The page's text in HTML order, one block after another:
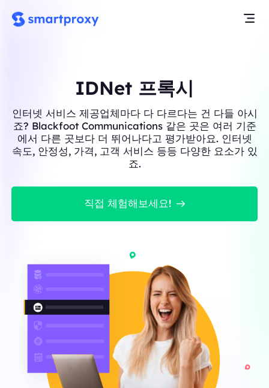
IDNet 프록시
인터넷 서비스 제공업체마다 다 다르다는 건 다들 아시
죠? Blackfoot Communications 같은 곳은 여러 기준
에서 다른 곳보다 더 뛰어나다고 평가받아요. 인터넷
속도, 안정성, 가격, 고객 서비스 등등 다양한 요소가 있
죠.
직접 체험해보세요!